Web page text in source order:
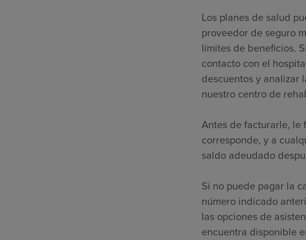
Los planes de salud
proveedor de seguro
límites de beneficios.
contacto con el
descuentos y analizar
nuestro centro de
Antes de facturarle, le
corresponde, y a
saldo adeudado
Si no puede pagar la
número indicado
las opciones de
encuentra disponible